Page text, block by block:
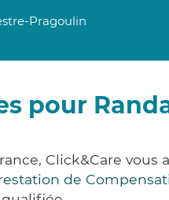
Pragoulin
pour
Click&Care vous
de